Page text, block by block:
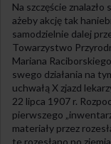
Na szczęście
ażeby akcję tak
samodzielnie dalej
Towarzystwo
Mariana
swego działania na
uchwałą X zjazd
22 lipca 1907 r.
pierwszego
materiały przez